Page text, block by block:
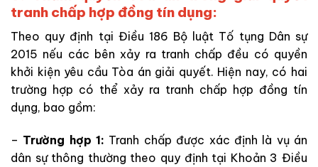
tranh chấp hợp đồng tín dụng:
Theo quy định tại Điều 186 Bộ luật Tố tụng Dân sự
2015 nếu các bên xảy ra tranh chấp đều có quyền
khởi kiện yêu cầu Tòa án giải quyết. Hiện nay, có hai
trường hợp có thể xảy ra tranh chấp hợp đồng tín
dụng, bao gồm:
– Trường hợp 1: Tranh chấp được xác định là vụ án
dân sự thông thường theo quy định tại Khoản 3 Điều